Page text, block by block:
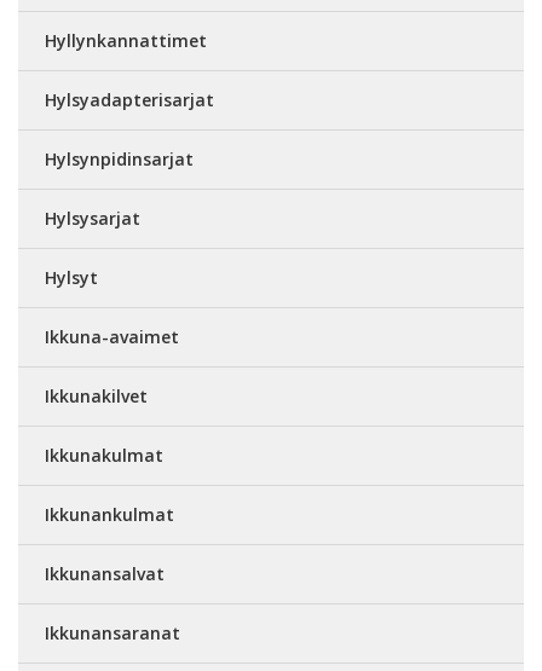
Hyllynkannattimet
Hylsyadapterisarjat
Hylsynpidinsarjat
Hylsysarjat
Hylsyt
Ikkuna-avaimet
Ikkunakilvet
Ikkunakulmat
Ikkunankulmat
Ikkunansalvat
Ikkunansaranat